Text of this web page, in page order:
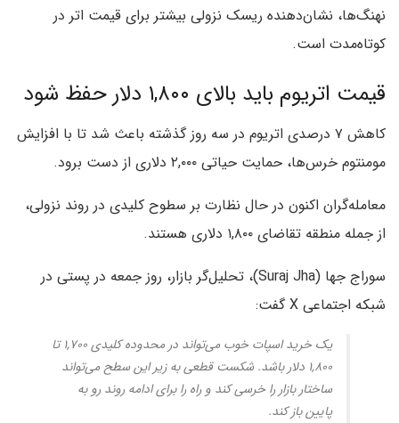
نهنگ‌ها، نشان‌دهنده ریسک نزولی بیشتر برای قیمت اتر در
کوتاه‌مدت است.
قیمت اتریوم باید بالای ۱,۸۰۰ دلار حفظ شود
کاهش ۷ درصدی اتریوم در سه روز گذشته باعث شد تا با افزایش
مومنتوم خرس‌ها، حمایت حیاتی ۲,۰۰۰ دلاری از دست برود.
معامله‌گران اکنون در حال نظارت بر سطوح کلیدی در روند نزولی،
از جمله منطقه تقاضای ۱,۸۰۰ دلاری هستند.
سوراج جها (Suraj Jha)، تحلیل‌گر بازار، روز جمعه در پستی در
شبکه اجتماعی X گفت:
یک خرید اسپات خوب می‌تواند در محدوده کلیدی ۱,۷۰۰ تا
۱,۸۰۰ دلار باشد. شکست قطعی به زیر این سطح می‌تواند
ساختار بازار را خرسی کند و راه را برای ادامه روند رو به
پایین باز کند.